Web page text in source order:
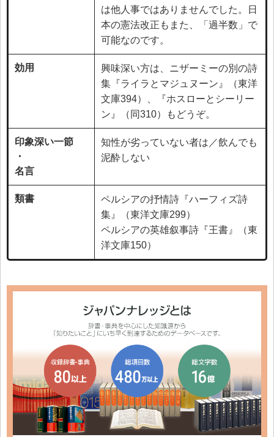
は他人事ではありませんでした。日
本の憲法改正もまた、「過半数」で
可能なのです。
効用
興味深い方は、ニザーミーの別の詩
集『ライラとマジュヌーン』（東洋
文庫394）、『ホスローとシーリー
ン』（同310）もどうぞ。
印象深い一節
・
名言
知性が劣っていない者は／飲んでも
泥酔しない
類書
ペルシアの抒情詩『ハーフィズ詩
集』（東洋文庫299）
ペルシアの英雄叙事詩『王書』（東
洋文庫150）